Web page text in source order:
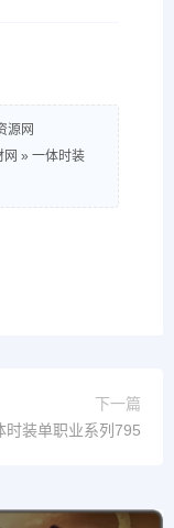
源网
网 » 一体时装
下一篇
时装单职业系列795